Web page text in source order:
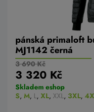
pánská primaloft
MJ1142 černá
3 690 Kč
3 320 Kč
Skladem eshop
S, M, L, XL, XXL, 3XL,